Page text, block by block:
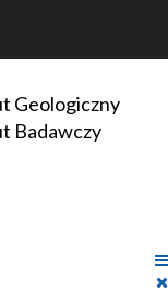
Geologiczny
Badawczy